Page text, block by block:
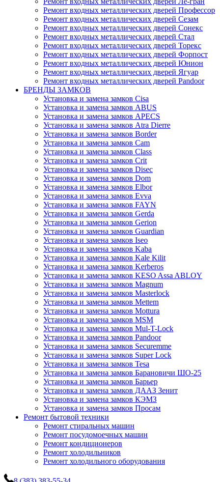
Ремонт входных металлических дверей Профессор
Ремонт входных металлических дверей Сезам
Ремонт входных металлических дверей Сонекс
Ремонт входных металлических дверей Стал
Ремонт входных металлических дверей Торекс
Ремонт входных металлических дверей Форпост
Ремонт входных металлических дверей Юнион
Ремонт входных металлических дверей Ягуар
Ремонт входных металлических дверей Pandoor
БРЕНДЫ ЗАМКОВ
Установка и замена замков Cisa
Установка и замена замков ABUS
Установка и замена замков APECS
Установка и замена замков Atra Dierre
Установка и замена замков Border
Установка и замена замков Cam
Установка и замена замков Class
Установка и замена замков Crit
Установка и замена замков Disec
Установка и замена замков Dom
Установка и замена замков Elbor
Установка и замена замков Evva
Установка и замена замков FAYN
Установка и замена замков Gerda
Установка и замена замков Gerion
Установка и замена замков Guardian
Установка и замена замков Iseo
Установка и замена замков Kaba
Установка и замена замков Kale Kilit
Установка и замена замков Kerberos
Установка и замена замков KESO Assa ABLOY
Установка и замена замков Magnum
Установка и замена замков Masterlock
Установка и замена замков Mettem
Установка и замена замков Mottura
Установка и замена замков MSM
Установка и замена замков Mul-T-Lock
Установка и замена замков Pandoor
Установка и замена замков Securemme
Установка и замена замков Super Lock
Установка и замена замков Tesa
Установка и замена замков Барановичи ШО-25
Установка и замена замков Барьер
Установка и замена замков ДААЗ Зенит
Установка и замена замков КЭМЗ
Установка и замена замков Просам
Ремонт бытовой техники
Ремонт стиральных машин
Ремонт посудомоечных машин
Ремонт кондиционеров
Ремонт холодильников
Ремонт холодильного оборудования